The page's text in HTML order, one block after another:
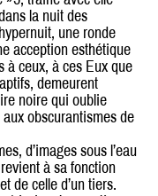
la nuit des
une ronde
acception esthétique
à ceux, à ces Eux que
demeurent
noire qui oublie
obscurantismes de
d’images sous l’eau
à sa fonction
de celle d’un tiers.